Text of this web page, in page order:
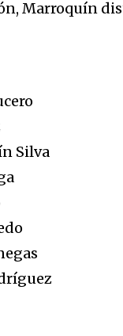
Marroquín
Silva